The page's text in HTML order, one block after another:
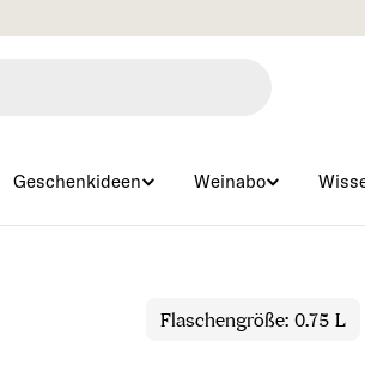
Geschenkideen Weinabo
Flaschengröße: 0.75 L